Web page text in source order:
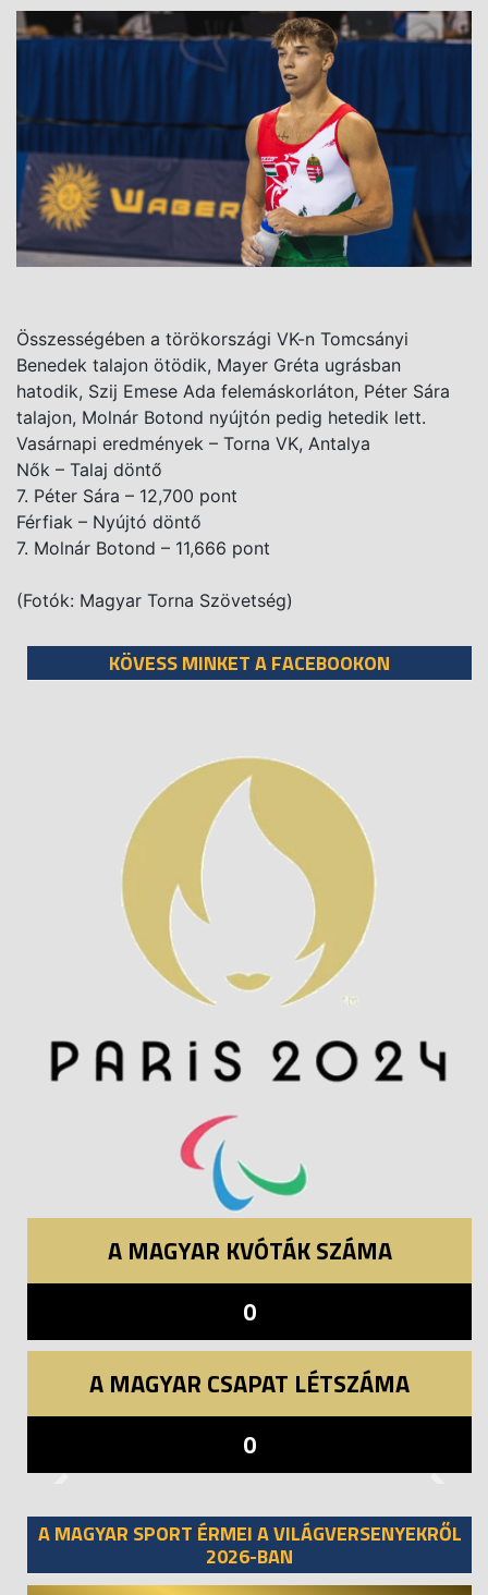
Összességében a törökországi VK-n Tomcsányi
Benedek talajon ötödik, Mayer Gréta ugrásban
hatodik, Szij Emese Ada felemáskorláton, Péter Sára
talajon, Molnár Botond nyújtón pedig hetedik lett.
Vasárnapi eredmények – Torna VK, Antalya
Nők – Talaj döntő
7. Péter Sára – 12,700 pont
Férfiak – Nyújtó döntő
7. Molnár Botond – 11,666 pont
(Fotók: Magyar Torna Szövetség)
KÖVESS MINKET A FACEBOOKON
A MAGYAR KVÓTÁK SZÁMA
0
A MAGYAR CSAPAT LÉTSZÁMA
0
A MAGYAR SPORT ÉRMEI A VILÁGVERSENYEKRŐL
2026-BAN